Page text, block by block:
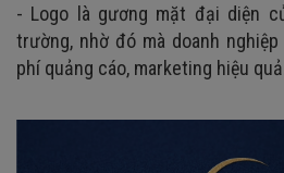
- Logo là gương mặt đại diện
trường, nhờ đó mà doanh
phí quảng cáo, marketing hiệu